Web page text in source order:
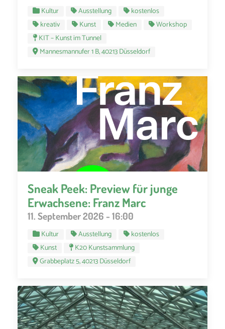
Kultur Ausstellung
kostenlos
kreativ
Kunst Medien
Workshop
KIT – Kunst im Tunnel
Mannesmannufer 1 B, 40213 Düsseldorf
Sneak Peek: Preview für junge
Erwachsene: Franz Marc
11. September 2026 - 16:00
Kultur Ausstellung
kostenlos
Kunst
K20 Kunstsammlung
Grabbeplatz 5, 40213 Düsseldorf